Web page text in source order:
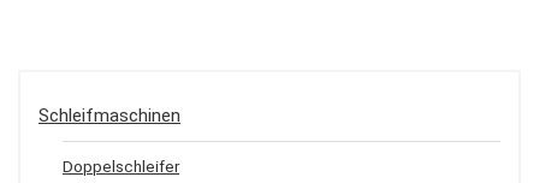
Schleifmaschinen
Doppelschleifer